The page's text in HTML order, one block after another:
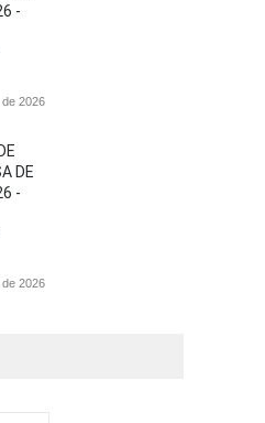
-
2026
DE
-
2026